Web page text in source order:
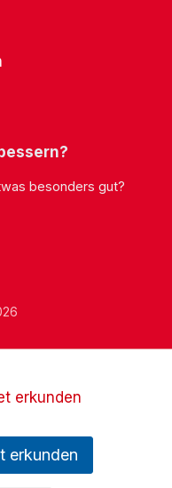
besonders gut?
erkunden